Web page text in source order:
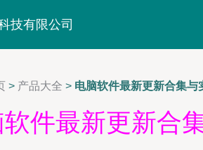
技有限公司
> 产品大全 > 电脑软件最新更新合集
件最新更新合